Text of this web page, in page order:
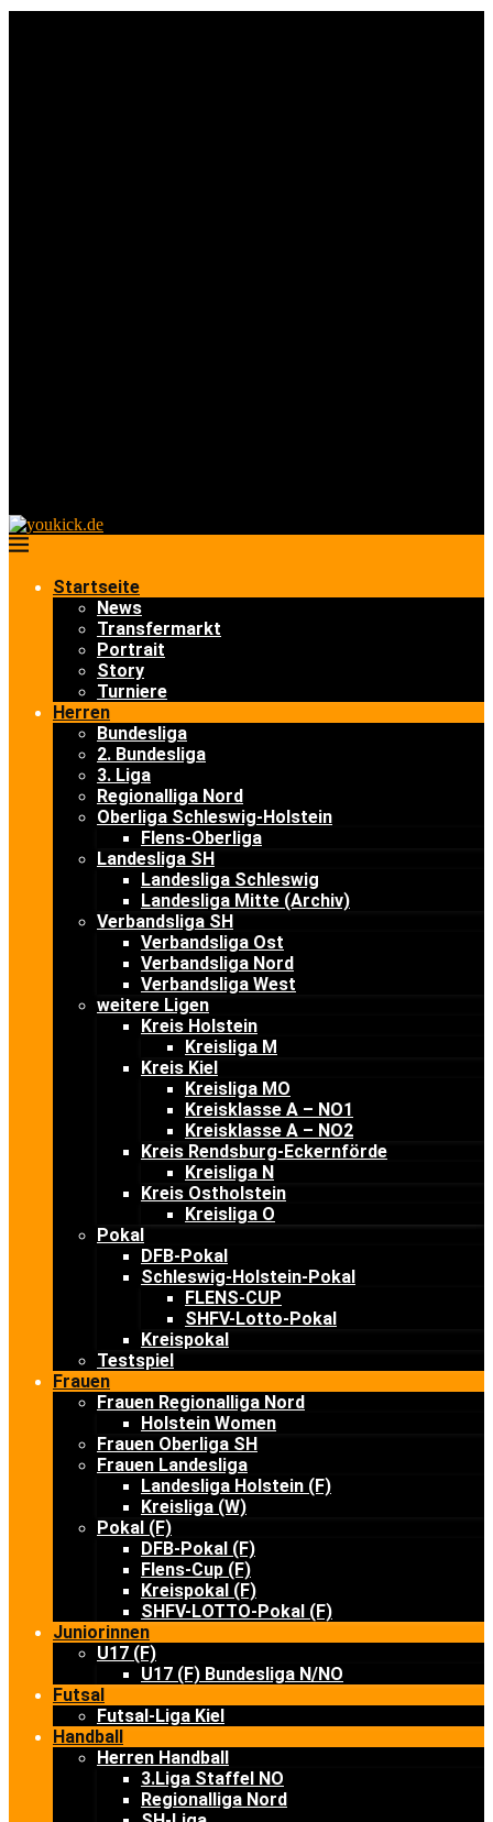
Startseite
News
Transfermarkt
Portrait
Story
Turniere
Herren
Bundesliga
2. Bundesliga
3. Liga
Regionalliga Nord
Oberliga Schleswig-Holstein
Flens-Oberliga
Landesliga SH
Landesliga Schleswig
Landesliga Mitte (Archiv)
Verbandsliga SH
Verbandsliga Ost
Verbandsliga Nord
Verbandsliga West
weitere Ligen
Kreis Holstein
Kreisliga M
Kreis Kiel
Kreisliga MO
Kreisklasse A – NO1
Kreisklasse A – NO2
Kreis Rendsburg-Eckernförde
Kreisliga N
Kreis Ostholstein
Kreisliga O
Pokal
DFB-Pokal
Schleswig-Holstein-Pokal
FLENS-CUP
SHFV-Lotto-Pokal
Kreispokal
Testspiel
Frauen
Frauen Regionalliga Nord
Holstein Women
Frauen Oberliga SH
Frauen Landesliga
Landesliga Holstein (F)
Kreisliga (W)
Pokal (F)
DFB-Pokal (F)
Flens-Cup (F)
Kreispokal (F)
SHFV-LOTTO-Pokal (F)
Juniorinnen
U17 (F)
U17 (F) Bundesliga N/NO
Futsal
Futsal-Liga Kiel
Handball
Herren Handball
3.Liga Staffel NO
Regionalliga Nord